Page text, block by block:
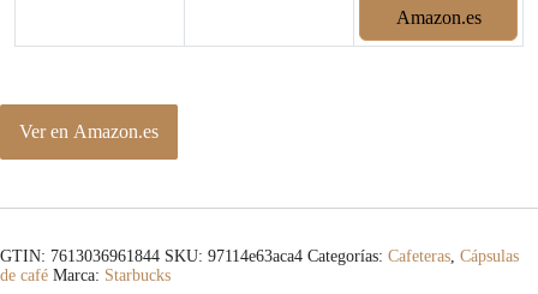
Amazon.es
Ver en Amazon.es
GTIN: 7613036961844 SKU: 97114e63aca4 Categorías: Cafeteras, Cápsulas
de café Marca: Starbucks